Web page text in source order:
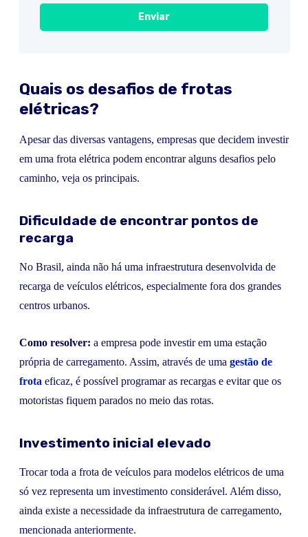
Quais os desafios de frotas
elétricas?
Apesar das diversas vantagens, empresas que decidem investir
em uma frota elétrica podem encontrar alguns desafios pelo
caminho, veja os principais.
Dificuldade de encontrar pontos de
recarga
No Brasil, ainda não há uma infraestrutura desenvolvida de
recarga de veículos elétricos, especialmente fora dos grandes
centros urbanos.
Como resolver: a empresa pode investir em uma estação
própria de carregamento. Assim, através de uma gestão de
frota eficaz, é possível programar as recargas e evitar que os
motoristas fiquem parados no meio das rotas.
Investimento inicial elevado
Trocar toda a frota de veículos para modelos elétricos de uma
só vez representa um investimento considerável. Além disso,
ainda existe a necessidade da infraestrutura de carregamento,
mencionada anteriormente.